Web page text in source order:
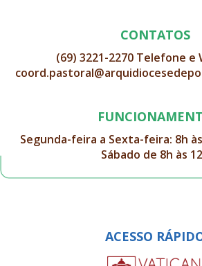
CONTATOS
(69) 3221-2270 Telefone e
Segunda-feira a Sexta-feira: 8h
Sábado de 8h às
ACESSO